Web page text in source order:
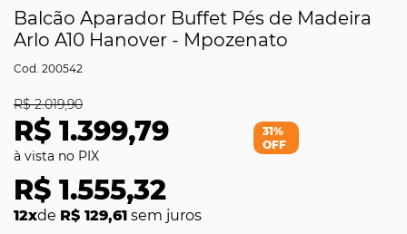
Balcão Aparador Buffet Pés de Madeira
Arlo A10 Hanover - Mpozenato
200542
R$ 1.399,79
R$ 2.019,90
R$ 1.555,32
12xde R$ 129,61 sem juros
31%
OFF